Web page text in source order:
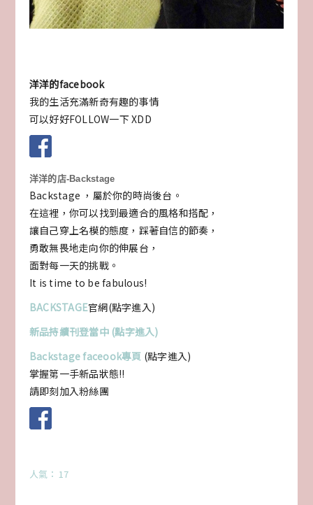
洋洋的facebook
我的生活充滿新奇有趣的事情
可以好好FOLLOW一下 XDD
洋洋的店-Backstage
Backstage ，屬於你的時尚後台。
在這裡，你可以找到最適合的風格和搭配，
讓自己穿上名模的態度，踩著自信的節奏，
勇敢無畏地走向你的伸展台，
面對每一天的挑戰。
It is time to be fabulous!
BACKSTAGE官網(點字進入)
新品持續刊登當中 (點字進入)
Backstage faceook專頁 (點字進入)
掌握第一手新品狀態!!
請即刻加入粉絲團
人氣： 17